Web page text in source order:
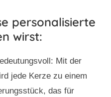
personalisierte
wirst:
Mit der
jede Kerze zu einem
das für